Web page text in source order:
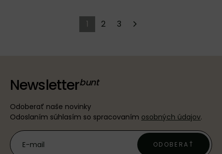
1 2 3
Newsletter
Odoberať naše novinky
Odoslaním súhlasím so spracovaním osobných údajov.
ODOBERAŤ